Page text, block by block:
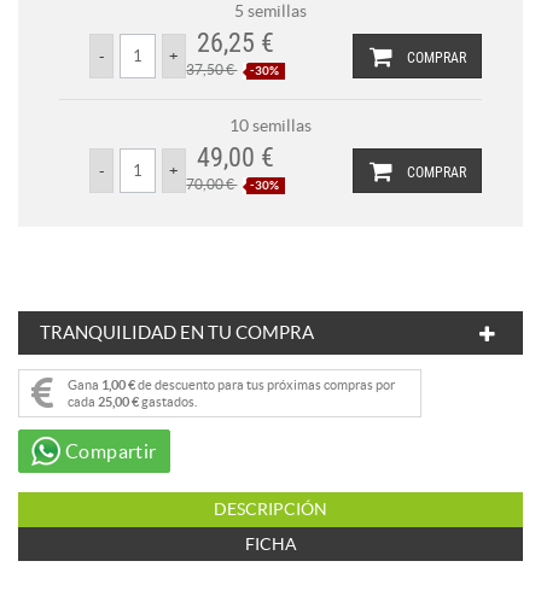
5 semillas
COMPRAR
26,25 €
37,50 € -30%
10 semillas
COMPRAR
49,00 €
70,00 € -30%
TRANQUILIDAD EN TU COMPRA
Gana 1,00 €de descuento para tus próximas compras por
cada 25,00 €gastados.
Compartir
DESCRIPCIÓN
FICHA